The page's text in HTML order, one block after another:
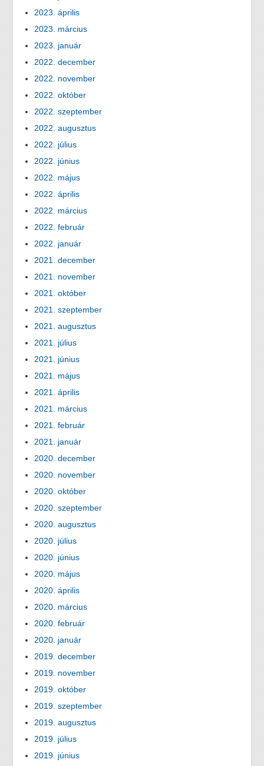
2023. április
2023. március
2023. január
2022. december
2022. november
2022. október
2022. szeptember
2022. augusztus
2022. július
2022. június
2022. május
2022. április
2022. március
2022. február
2022. január
2021. december
2021. november
2021. október
2021. szeptember
2021. augusztus
2021. július
2021. június
2021. május
2021. április
2021. március
2021. február
2021. január
2020. december
2020. november
2020. október
2020. szeptember
2020. augusztus
2020. július
2020. június
2020. május
2020. április
2020. március
2020. február
2020. január
2019. december
2019. november
2019. október
2019. szeptember
2019. augusztus
2019. július
2019. június